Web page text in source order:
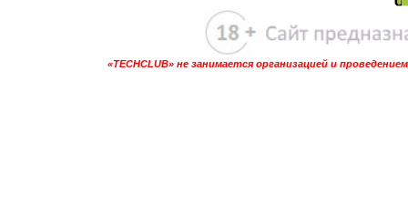
«TECHCLUB» не занимается организацией и